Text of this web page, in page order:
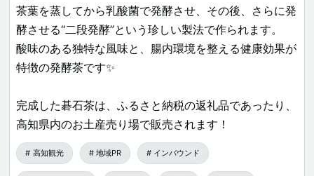
茶葉を蒸してから乳酸菌で発酵させ、その後、さらに発
酵させる“二段発酵”という珍しい製法で作られます。
酸味のある独特な風味と、腸内環境を整える健康効果が
特徴の発酵茶です✨
完成した碁石茶は、ふるさと納税の返礼品であったり、
高知県内のお土産売り場で販売されます！
高知観光 地域PR インバウンド